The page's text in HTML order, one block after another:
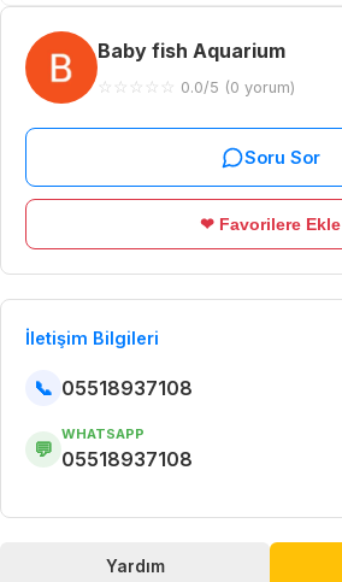
Baby fish Aquarium
☆ ☆ ☆ ☆ ☆ 0.0/5 (0 yorum)
Soru Sor
❤ Favorilere Ekle
İletişim Bilgileri
📞 05518937108
💬
WHATSAPP
05518937108
Yardım